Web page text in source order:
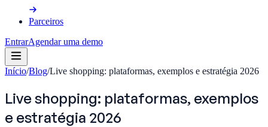
Parceiros
EntrarAgendar uma demo
Início/Blog/Live shopping: plataformas, exemplos e estratégia 2026
Live shopping: plataformas, exemplos
e estratégia 2026